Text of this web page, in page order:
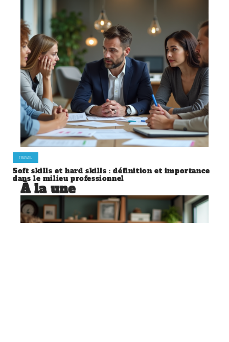
TRAVAIL
Soft skills et hard skills : définition et importance
dans le milieu professionnel
À la une